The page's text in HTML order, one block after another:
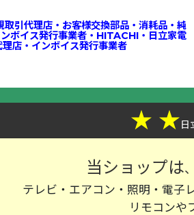
引代理店・お客様交換部品・消耗品・純
ボイス発行事業者・HITACHI・日立家電
店・インボイス発行事業者
★ ★日
当ショップは
テレビ・エアコン・照明・電子
リモコンや